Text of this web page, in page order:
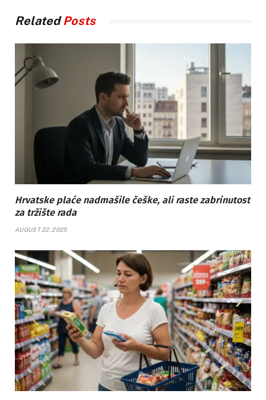
RelatedPosts
Hrvatske plaće nadmašile češke, ali raste zabrinutost
za tržište rada
AUGUST 22, 2025